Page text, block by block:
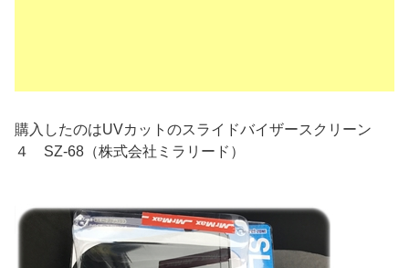
購入したのはUVカットのスライドバイザースクリーン
４ SZ-68（株式会社ミラリード）